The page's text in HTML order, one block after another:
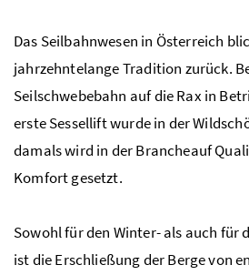
Das Seilbahnwesen in Österreich
jahrzehntelange Tradition zurück.
Seilschwebebahn auf die Rax in
erste Sessellift wurde in der
damals wird in derBrancheauf
Komfort gesetzt.
Sowohl für den Winter- als auch für
ist die Erschließung der Berge von